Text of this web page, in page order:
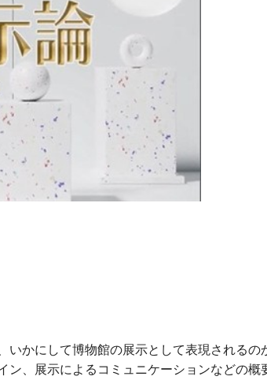
かにして博物館の展示として表現される
、展示によるコミュニケーションなどの